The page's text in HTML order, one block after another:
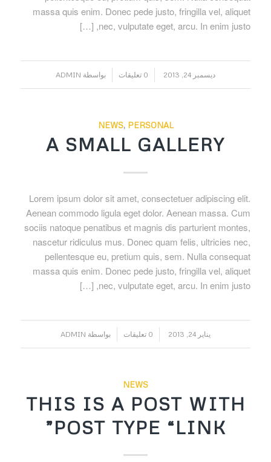
massa quis enim. Donec pede justo, fringilla vel, aliquet
nec, vulputate eget, arcu. In enim justo, […]
ديسمبر 24, 2013 0 تعليقات بواسطة ADMIN
NEWS, PERSONAL
A SMALL GALLERY
Lorem ipsum dolor sit amet, consectetuer adipiscing elit.
Aenean commodo ligula eget dolor. Aenean massa. Cum
sociis natoque penatibus et magnis dis parturient montes,
nascetur ridiculus mus. Donec quam felis, ultricies nec,
pellentesque eu, pretium quis, sem. Nulla consequat
massa quis enim. Donec pede justo, fringilla vel, aliquet
nec, vulputate eget, arcu. In enim justo, […]
يناير 24, 2013 0 تعليقات بواسطة ADMIN
NEWS
THIS IS A POST WITH
POST TYPE “LINK”